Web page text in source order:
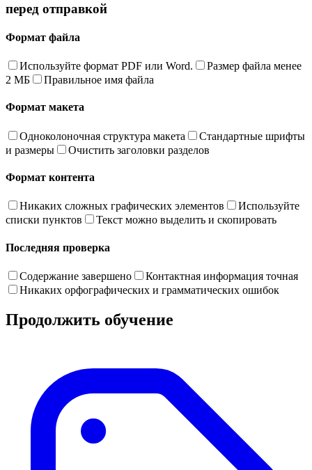
перед отправкой
Формат файла
Используйте формат PDF или Word.
Размер файла менее
2 МБ
Правильное имя файла
Формат макета
Одноколоночная структура макета
Стандартные шрифты
и размеры
Очистить заголовки разделов
Формат контента
Никаких сложных графических элементов
Используйте
списки пунктов
Текст можно выделить и скопировать
Последняя проверка
Содержание завершено
Контактная информация точная
Никаких орфографических и грамматических ошибок
Продолжить обучение